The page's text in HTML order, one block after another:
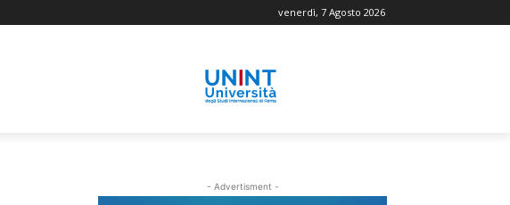
venerdì, 7 Agosto 2026
- Advertisment -